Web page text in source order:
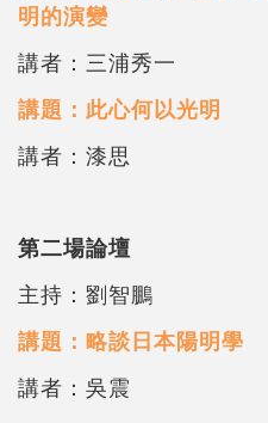
明的演變
講者：三浦秀一
講題：此心何以光明
講者：漆思
第二場論壇
主持：劉智鵬
講題：略談日本陽明學
講者：吳震